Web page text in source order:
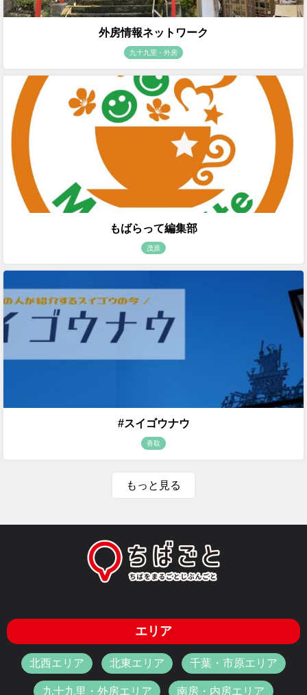
外房情報ネットワーク
九十九里・外房
もばらって編集部
茂原
#スイゴウナウ
香取
もっと見る
エリア
北西エリア 北東エリア 千葉・市原エリア
九十九里・外房エリア 南房・内房エリア